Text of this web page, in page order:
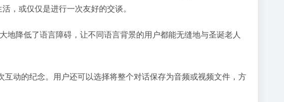
，或仅仅是进行一次友好的交谈。
地降低了语言障碍，让不同语言背景的用户都能无缝地与圣诞老人
动的纪念。用户还可以选择将整个对话保存为音频或视频文件，方